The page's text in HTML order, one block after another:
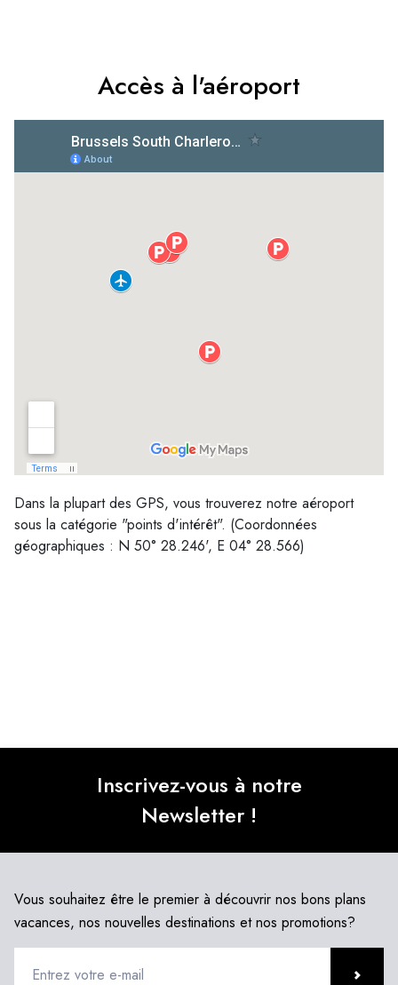
Accès à l'aéroport
Dans la plupart des GPS, vous trouverez notre aéroport
sous la catégorie "points d'intérêt". (Coordonnées
géographiques : N 50° 28.246', E 04° 28.566)
Inscrivez-vous à notre
Newsletter !
Vous souhaitez être le premier à découvrir nos bons plans
vacances, nos nouvelles destinations et nos promotions?